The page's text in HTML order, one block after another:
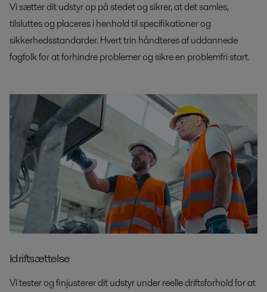
Vi sætter dit udstyr op på stedet og sikrer, at det samles,
tilsluttes og placeres i henhold til specifikationer og
sikkerhedsstandarder. Hvert trin håndteres af uddannede
fagfolk for at forhindre problemer og sikre en problemfri start.
Idriftsættelse
Vi tester og finjusterer dit udstyr under reelle driftsforhold for at